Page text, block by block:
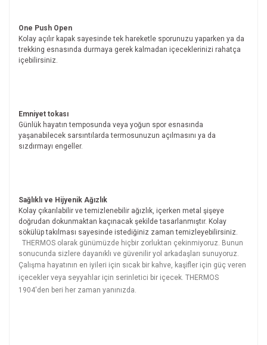
One Push Open
Kolay açılır kapak sayesinde tek hareketle sporunuzu yaparken ya da
trekking esnasında durmaya gerek kalmadan içeceklerinizi rahatça
içebilirsiniz.
Emniyet tokası
Günlük hayatın temposunda veya yoğun spor esnasında
yaşanabilecek sarsıntılarda termosunuzun açılmasını ya da
sızdırmayı engeller.
Sağlıklı ve Hijyenik Ağızlık
Kolay çıkarılabilir ve temizlenebilir ağızlık, içerken metal şişeye
doğrudan dokunmaktan kaçınacak şekilde tasarlanmıştır. Kolay
sökülüp takılması sayesinde istediğiniz zaman temizleyebilirsiniz.
THERMOS olarak günümüzde hiçbir zorluktan çekinmiyoruz. Bunun
sonucunda sizlere dayanıklı ve güvenilir yol arkadaşları sunuyoruz.
Çalışma hayatının en iyileri için sıcak bir kahve, kaşifler için güç veren
içecekler veya seyyahlar için serinletici bir içecek. THERMOS
1904'den beri her zaman yanınızda.